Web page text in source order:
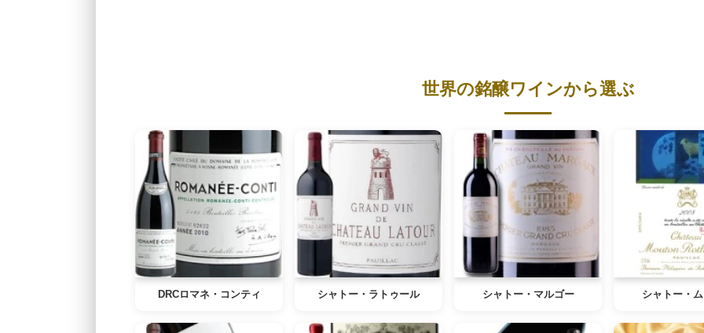
世界の銘醸ワインから選ぶ
DRCロマネ・コンティ シャトー・ラトゥール シャトー・マルゴー シャトー・